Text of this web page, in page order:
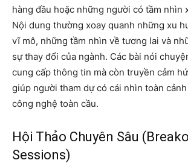
hàng đầu hoặc những người có tầm nhìn
Nội dung thường xoay quanh những xu
vĩ mô, những tầm nhìn về tương lai và
sự thay đổi của ngành. Các bài nói
cung cấp thông tin mà còn truyền cảm
giúp người tham dự có cái nhìn toàn
công nghệ toàn cầu.
Hội Thảo Chuyên Sâu
Sessions)